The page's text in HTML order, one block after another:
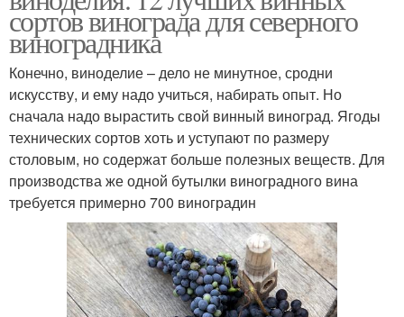
сортов винограда для северного
виноградника
Конечно, виноделие – дело не минутное, сродни
искусству, и ему надо учиться, набирать опыт. Но
сначала надо вырастить свой винный виноград. Ягоды
технических сортов хоть и уступают по размеру
столовым, но содержат больше полезных веществ. Для
производства же одной бутылки виноградного вина
требуется примерно 700 виноградин